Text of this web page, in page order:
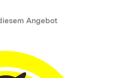
Angebot